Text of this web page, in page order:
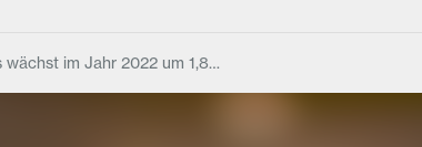
wächst im Jahr 2022 um 1,8…